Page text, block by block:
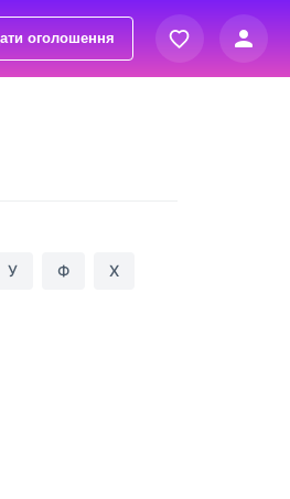
оголошення
Вхід
У Ф Х